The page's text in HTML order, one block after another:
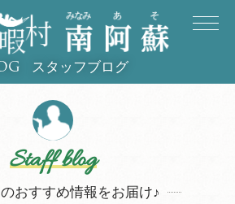
スタッフブログ
Staff blog
おすすめ情報をお届け♪